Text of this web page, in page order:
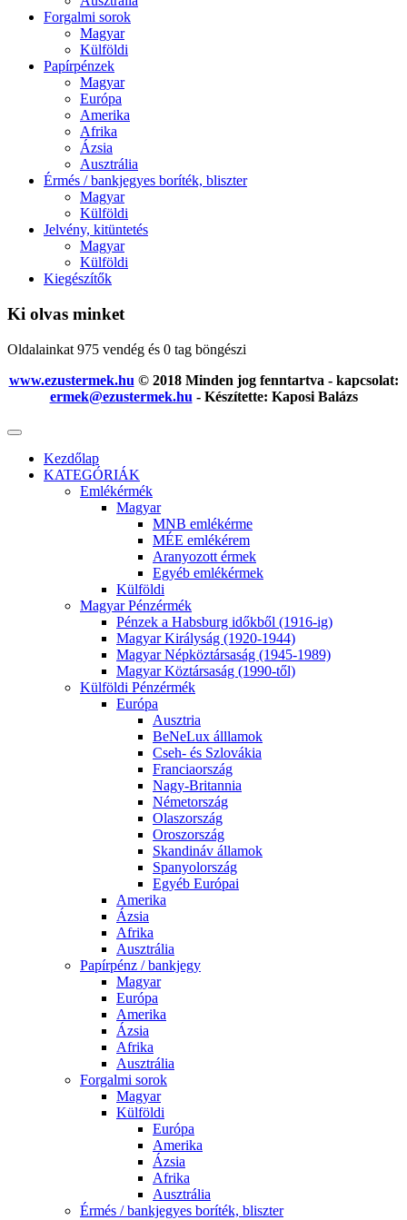
Forgalmi sorok
Magyar
Külföldi
Papírpénzek
Magyar
Európa
Amerika
Afrika
Ázsia
Ausztrália
Érmés / bankjegyes boríték, bliszter
Magyar
Külföldi
Jelvény, kitüntetés
Magyar
Külföldi
Kiegészítők
Ki olvas minket
Oldalainkat 975 vendég és 0 tag böngészi
www.ezustermek.hu © 2018 Minden jog fenntartva - kapcsolat:
ermek@ezustermek.hu - Készítette: Kaposi Balázs
Kezdőlap
KATEGÓRIÁK
Emlékérmék
Magyar
MNB emlékérme
MÉE emlékérem
Aranyozott érmek
Egyéb emlékérmek
Külföldi
Magyar Pénzérmék
Pénzek a Habsburg időkből (1916-ig)
Magyar Királyság (1920-1944)
Magyar Népköztársaság (1945-1989)
Magyar Köztársaság (1990-től)
Külföldi Pénzérmék
Európa
Ausztria
BeNeLux álllamok
Cseh- és Szlovákia
Franciaország
Nagy-Britannia
Németország
Olaszország
Oroszország
Skandináv államok
Spanyolország
Egyéb Európai
Amerika
Ázsia
Afrika
Ausztrália
Papírpénz / bankjegy
Magyar
Európa
Amerika
Ázsia
Afrika
Ausztrália
Forgalmi sorok
Magyar
Külföldi
Európa
Amerika
Ázsia
Afrika
Ausztrália
Érmés / bankjegyes boríték, bliszter